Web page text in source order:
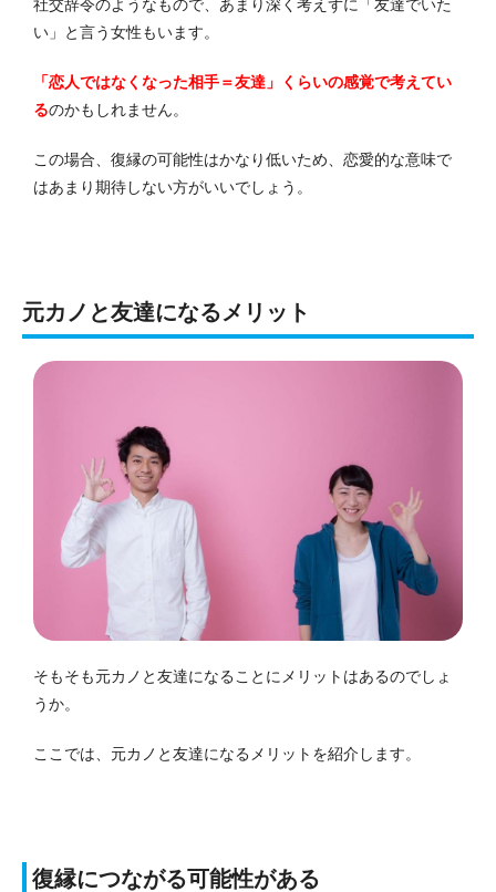
社交辞令のようなもので、あまり深く考えずに「友達でいた
い」と言う女性もいます。
「恋人ではなくなった相手＝友達」くらいの感覚で考えてい
るのかもしれません。
この場合、復縁の可能性はかなり低いため、恋愛的な意味で
はあまり期待しない方がいいでしょう。
元カノと友達になるメリット
そもそも元カノと友達になることにメリットはあるのでしょ
うか。
ここでは、元カノと友達になるメリットを紹介します。
復縁につながる可能性がある